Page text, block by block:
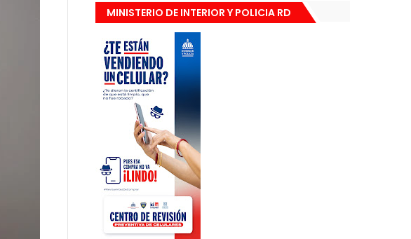
MINISTERIO DE INTERIOR Y POLICIA RD